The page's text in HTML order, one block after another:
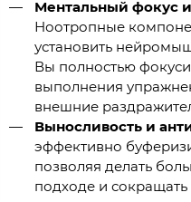
Ментальный фокус
Ноотропные
установить
Вы полностью
выполнения
внешние
Выносливость и
эффективно
позволяя делать
подходе и